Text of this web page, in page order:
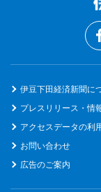
伊豆下田経済新聞に
プレスリリース・情
アクセスデータの利
お問い合わせ
広告のご案内